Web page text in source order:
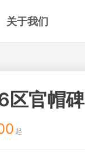
关于我们
区官帽碑